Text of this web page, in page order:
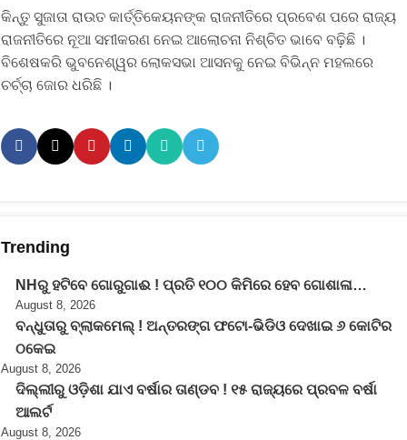
କିନ୍ତୁ ସୁଜାତା ରାଉତ କାର୍ତ୍ତିକେୟନଙ୍କ ରାଜନୀତିରେ ପ୍ରବେଶ ପରେ ରାଜ୍ୟ
ରାଜନୀତିରେ ନୂଆ ସମୀକରଣ ନେଇ ଆଲୋଚନା ନିଶ୍ଚିତ ଭାବେ ବଢ଼ିଛି ।
ବିଶେଷକରି ଭୁବନେଶ୍ୱର ଲୋକସଭା ଆସନକୁ ନେଇ ବିଭିନ୍ନ ମହଲରେ
ଚର୍ଚ୍ଚା ଜୋର ଧରିଛି ।
Trending
NHରୁ ହଟିବେ ଗୋରୁଗାଈ ! ପ୍ରତି ୧୦୦ କିମିରେ ହେବ ଗୋଶାଳା…
August 8, 2026
ବନ୍ଧୁତାରୁ ବ୍ଲାକମେଲ୍ ! ଅନ୍ତରଙ୍ଗ ଫଟୋ-ଭିଡିଓ ଦେଖାଇ ୬ କୋଟିର
ଠକେଇ
August 8, 2026
ଦିଲ୍ଲୀରୁ ଓଡ଼ିଶା ଯାଏ ବର୍ଷାର ତାଣ୍ଡବ ! ୧୫ ରାଜ୍ୟରେ ପ୍ରବଳ ବର୍ଷା
ଆଲର୍ଟ
August 8, 2026